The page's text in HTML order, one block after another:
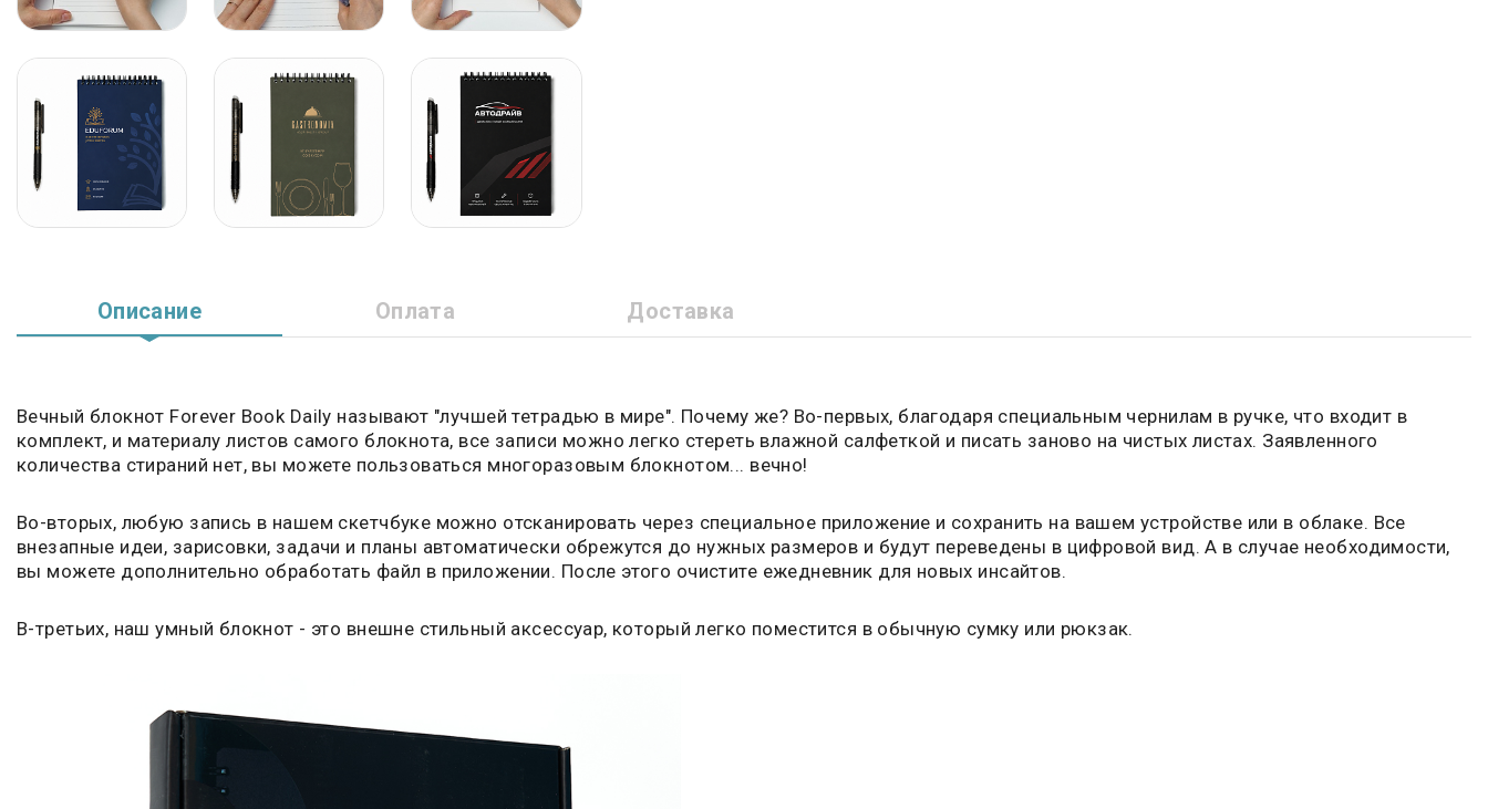
Описание Оплата Доставка
Вечный блокнот Forever Book Daily называют "лучшей тетрадью в мире". Почему же? Во-первых, благодаря специальным чернилам в ручке, что входит в
комплект, и материалу листов самого блокнота, все записи можно легко стереть влажной салфеткой и писать заново на чистых листах. Заявленного
количества стираний нет, вы можете пользоваться многоразовым блокнотом... вечно!
Во-вторых, любую запись в нашем скетчбуке можно отсканировать через специальное приложение и сохранить на вашем устройстве или в облаке. Все
внезапные идеи, зарисовки, задачи и планы автоматически обрежутся до нужных размеров и будут переведены в цифровой вид. А в случае необходимости,
вы можете дополнительно обработать файл в приложении. После этого очистите ежедневник для новых инсайтов.
В-третьих, наш умный блокнот - это внешне стильный аксессуар, который легко поместится в обычную сумку или рюкзак.